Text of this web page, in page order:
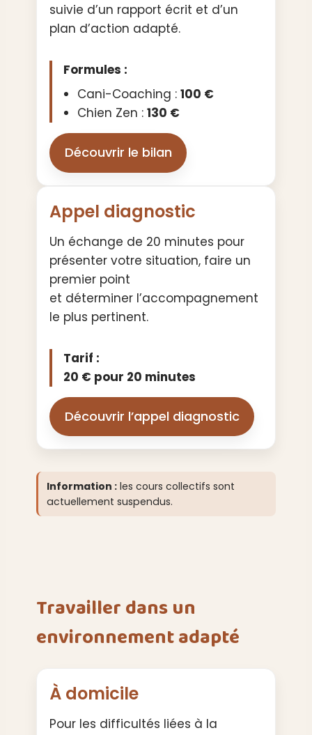
suivie d’un rapport écrit et d’un
plan d’action adapté.
Formules :
Cani-Coaching : 100 €
Chien Zen : 130 €
Découvrir le bilan
Appel diagnostic
Un échange de 20 minutes pour
présenter votre situation, faire un
premier point
et déterminer l’accompagnement
le plus pertinent.
Tarif :
20 € pour 20 minutes
Découvrir l’appel diagnostic
Information : les cours collectifs sont
actuellement suspendus.
Travailler dans un
environnement adapté
À domicile
Pour les difficultés liées à la